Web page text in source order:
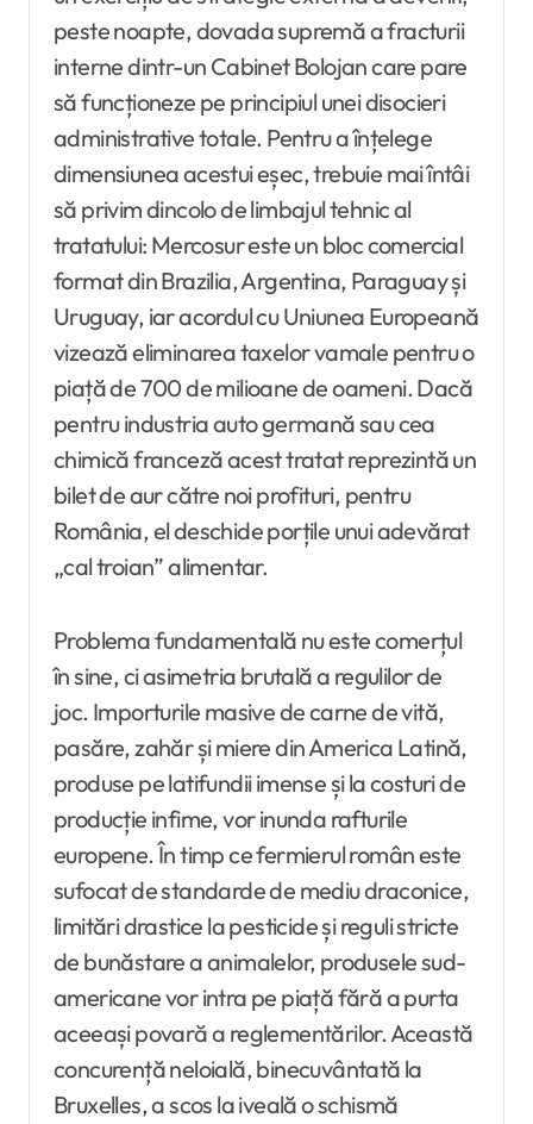
peste noapte, dovada supremă a fracturii
interne dintr-un Cabinet Bolojan care pare
să funcționeze pe principiul unei disocieri
administrative totale. Pentru a înțelege
dimensiunea acestui eșec, trebuie mai întâi
să privim dincolo de limbajul tehnic al
tratatului: Mercosur este un bloc comercial
format din Brazilia, Argentina, Paraguay și
Uruguay, iar acordul cu Uniunea Europeană
vizează eliminarea taxelor vamale pentru o
piață de 700 de milioane de oameni. Dacă
pentru industria auto germană sau cea
chimică franceză acest tratat reprezintă un
bilet de aur către noi profituri, pentru
România, el deschide porțile unui adevărat
„cal troian” alimentar.
Problema fundamentală nu este comerțul
în sine, ci asimetria brutală a regulilor de
joc. Importurile masive de carne de vită,
pasăre, zahăr și miere din America Latină,
produse pe latifundii imense și la costuri de
producție infime, vor inunda rafturile
europene. În timp ce fermierul român este
sufocat de standarde de mediu draconice,
limitări drastice la pesticide și reguli stricte
de bunăstare a animalelor, produsele sud-
americane vor intra pe piață fără a purta
aceeași povară a reglementărilor. Această
concurență neloială, binecuvântată la
Bruxelles, a scos la iveală o schismă